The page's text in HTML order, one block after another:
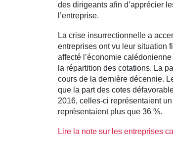
des dirigeants afin d’apprécier
l’entreprise.
La crise insurrectionnelle a
entreprises ont vu leur situation
affecté l’économie
la répartition des cotations. La
cours de la dernière décennie.
que la part des cotes
2016, celles-ci représentaient
représentaient plus que 36 %.
Lire la note sur les entreprises